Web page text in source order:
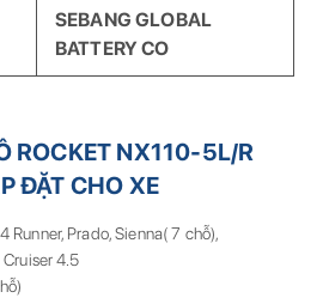
SEBANG GLOBAL
BATTERY CO
ROCKET NX110-5L/R
ĐẶT CHO XE
Runner, Prado, Sienna( 7 chỗ),
4.5